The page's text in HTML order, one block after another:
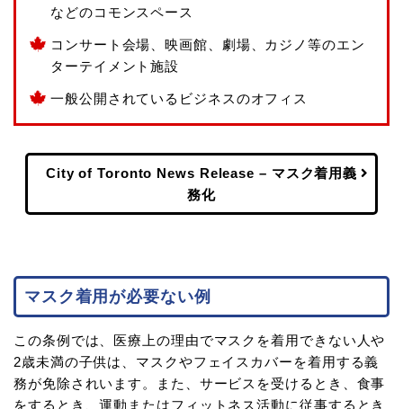
などのコモンスペース
コンサート会場、映画館、劇場、カジノ等のエン
ターテイメント施設
一般公開されているビジネスのオフィス
City of Toronto News Release – マスク着用義
務化
マスク着用が必要ない例
この条例では、医療上の理由でマスクを着用できない人や
2歳未満の子供は、マスクやフェイスカバーを着用する義
務が免除されいます。また、サービスを受けるとき、食事
をするとき、運動またはフィットネス活動に従事するとき